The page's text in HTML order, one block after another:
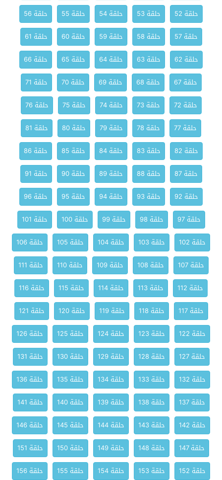
حلقة 52
حلقة 53 حلقة 54 حلقة 55
حلقة 56
حلقة 57
حلقة 58 حلقة 59 حلقة 60
حلقة 61
حلقة 62
حلقة 63 حلقة 64 حلقة 65
حلقة 66
حلقة 67
حلقة 68 حلقة 69 حلقة 70
حلقة 71
حلقة 72
حلقة 73 حلقة 74 حلقة 75
حلقة 76
حلقة 77
حلقة 78 حلقة 79 حلقة 80
حلقة 81
حلقة 82
حلقة 83 حلقة 84 حلقة 85
حلقة 86
حلقة 87
حلقة 88 حلقة 89 حلقة 90
حلقة 91
حلقة 92
حلقة 93 حلقة 94 حلقة 95
حلقة 96
حلقة 97
حلقة 98 حلقة 99 حلقة 100
حلقة 101
حلقة 102
حلقة 103 حلقة 104 حلقة 105
حلقة 106
حلقة 107
حلقة 108 حلقة 109 حلقة 110
حلقة 111
حلقة 112
حلقة 113 حلقة 114 حلقة 115
حلقة 116
حلقة 117
حلقة 118 حلقة 119 حلقة 120
حلقة 121
حلقة 122
حلقة 123 حلقة 124 حلقة 125
حلقة 126
حلقة 127
حلقة 128 حلقة 129 حلقة 130
حلقة 131
حلقة 132
حلقة 133 حلقة 134 حلقة 135
حلقة 136
حلقة 137
حلقة 138 حلقة 139 حلقة 140
حلقة 141
حلقة 142
حلقة 143 حلقة 144 حلقة 145
حلقة 146
حلقة 147
حلقة 148 حلقة 149 حلقة 150
حلقة 151
حلقة 152
حلقة 153 حلقة 154 حلقة 155 حلقة 156